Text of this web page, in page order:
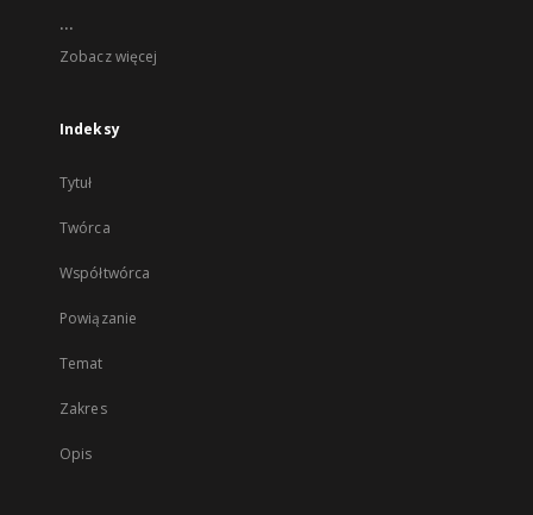
...
Zobacz więcej
Indeksy
Tytuł
Twórca
Współtwórca
Powiązanie
Temat
Zakres
Opis